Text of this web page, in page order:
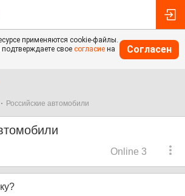
применяются cookie-файлы.
свое согласие на
Согласен
Российские автомобили
Online 3